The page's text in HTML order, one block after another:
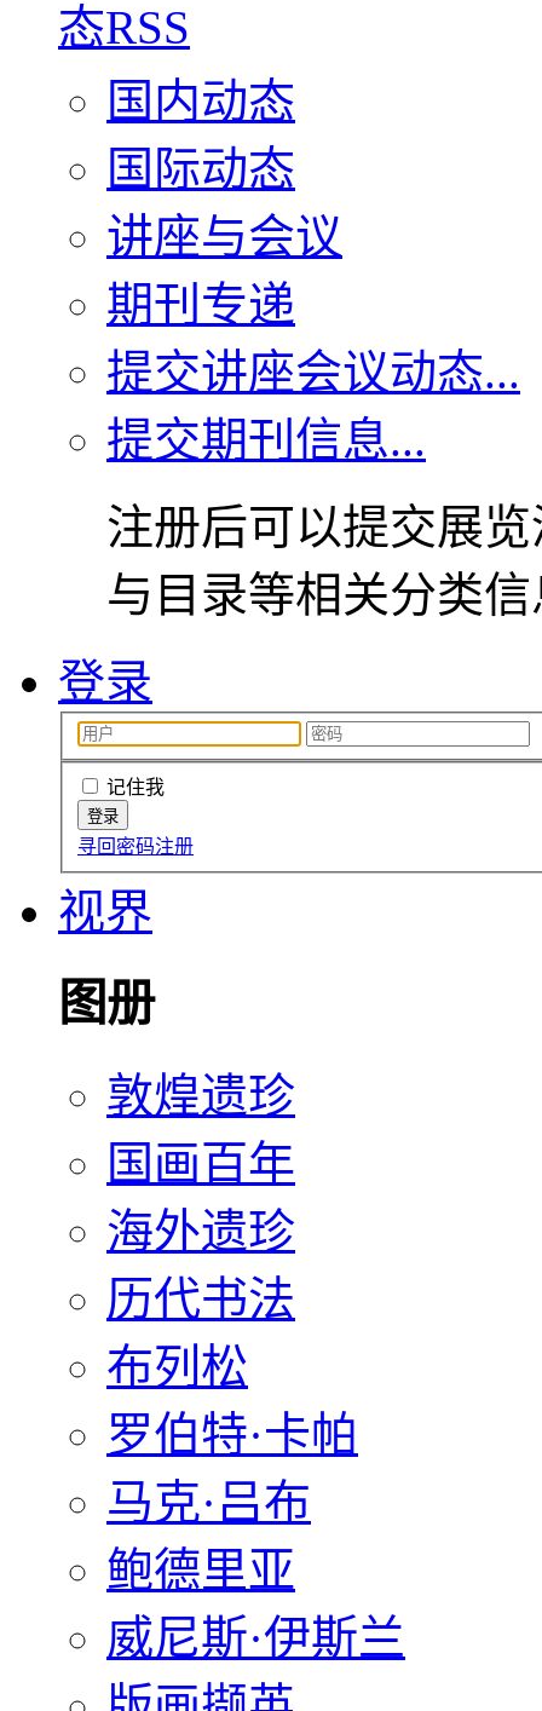
国内动态
国际动态
讲座与会议
期刊专递
提交讲座会议动态...
提交期刊信息...
注册后可以提交展
与目录等相关分类
登录
记住我
寻回密码注册
视界
图册
敦煌遗珍
国画百年
海外遗珍
历代书法
布列松
罗伯特·卡帕
马克·吕布
鲍德里亚
威尼斯·伊斯兰